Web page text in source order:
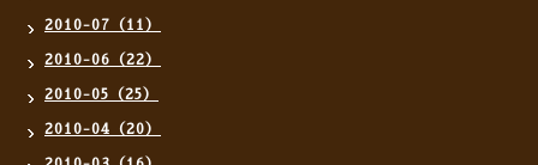
2010-07（11）
2010-06（22）
2010-05（25）
2010-04（20）